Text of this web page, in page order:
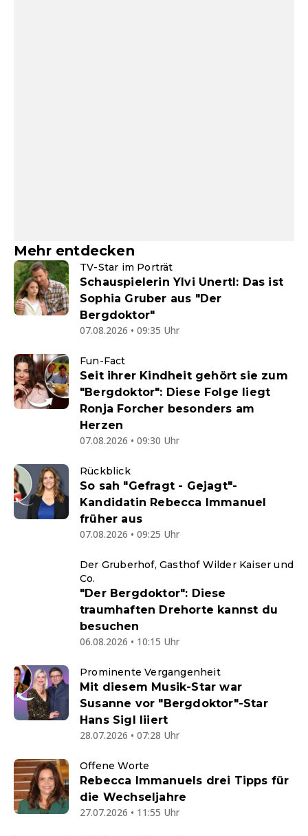
Mehr entdecken
TV-Star im Porträt
Schauspielerin Ylvi Unertl: Das ist
Sophia Gruber aus "Der
Bergdoktor"
07.08.2026 • 09:35 Uhr
Fun-Fact
Seit ihrer Kindheit gehört sie zum
"Bergdoktor": Diese Folge liegt
Ronja Forcher besonders am
Herzen
07.08.2026 • 09:30 Uhr
Rückblick
So sah "Gefragt - Gejagt"-
Kandidatin Rebecca Immanuel
früher aus
07.08.2026 • 09:25 Uhr
Der Gruberhof, Gasthof Wilder Kaiser und
Co.
"Der Bergdoktor": Diese
traumhaften Drehorte kannst du
besuchen
06.08.2026 • 10:15 Uhr
Prominente Vergangenheit
Mit diesem Musik-Star war
Susanne vor "Bergdoktor"-Star
Hans Sigl liiert
28.07.2026 • 07:28 Uhr
Offene Worte
Rebecca Immanuels drei Tipps für
die Wechseljahre
27.07.2026 • 11:55 Uhr